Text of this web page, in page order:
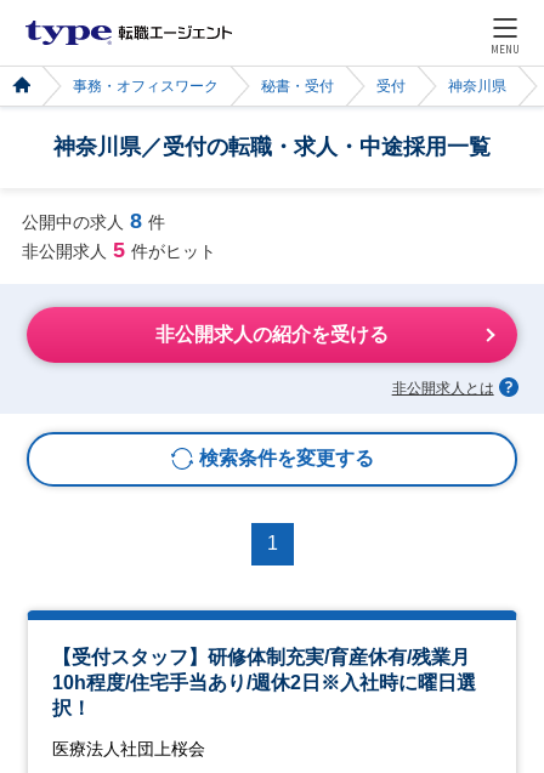
MENU
事務・オフィスワーク 秘書・受付 受付 神奈川県
神奈川県／受付の転職・求人・中途採用一覧
公開中の求人 8 件
非公開求人 5 件がヒット
非公開求人の紹介を受ける
非公開求人とは
検索条件を変更する
1
【受付スタッフ】研修体制充実/育産休有/残業月
10h程度/住宅手当あり/週休2日※入社時に曜日選
択！
医療法人社団上桜会